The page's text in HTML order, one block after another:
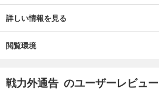
詳しい情報を見る
閲覧環境
戦力外通告 のユーザーレビュー